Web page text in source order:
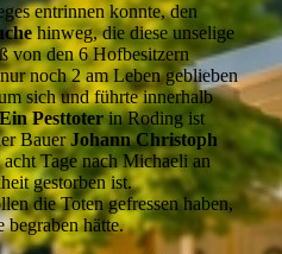
entrinnen konnte, den
hinweg, die diese unselige
von den 6 Hofbesitzern
nur noch 2 am Leben geblieben
sich und führte innerhalb
Ein Pesttoterin Roding ist
BauerJohann Christoph
acht Tage nach Michaeli an
gestorben ist.
die Toten gefressen haben,
begraben hätte.